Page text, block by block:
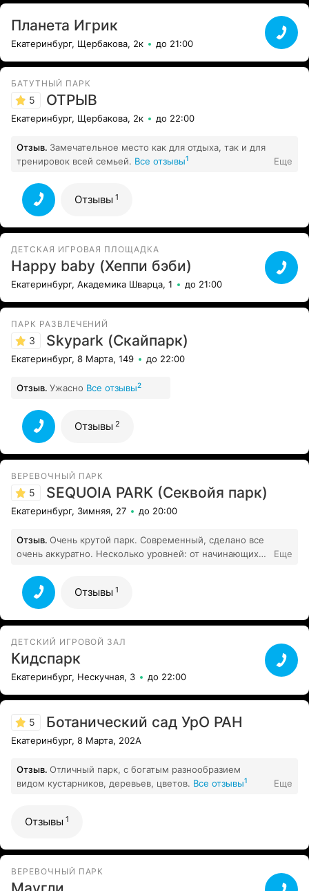
Планета Игрик
Екатеринбург, Щербакова, 2к до 21:00
БАТУТНЫЙ ПАРК
5 ОТРЫВ
Екатеринбург, Щербакова, 2к до 22:00
Отзыв. Замечательное место как для отдыха, так и для
тренировок всей семьей. Все отзывы1 Еще
Отзывы 1
ДЕТСКАЯ ИГРОВАЯ ПЛОЩАДКА
Happy baby (Хеппи бэби)
Екатеринбург, Академика Шварца, 1 до 21:00
ПАРК РАЗВЛЕЧЕНИЙ
3 Skypark (Скайпарк)
Екатеринбург, 8 Марта, 149 до 22:00
Отзыв. Ужасно Все отзывы2
Отзывы 2
ВЕРЕВОЧНЫЙ ПАРК
5 SEQUOIA PARK (Секвойя парк)
Екатеринбург, Зимняя, 27 до 20:00
Отзыв. Очень крутой парк. Современный, сделано все
очень аккуратно. Несколько уровней: от начинающих
Все отзывы
Еще
Отзывы 1
ДЕТСКИЙ ИГРОВОЙ ЗАЛ
Кидспарк
Екатеринбург, Нескучная, 3 до 22:00
5 Ботанический сад УрО РАН
Екатеринбург, 8 Марта, 202А
Отзыв. Отличный парк, с богатым разнообразием
видом кустарников, деревьев, цветов. Все отзывы1 Еще
Отзывы 1
ВЕРЕВОЧНЫЙ ПАРК